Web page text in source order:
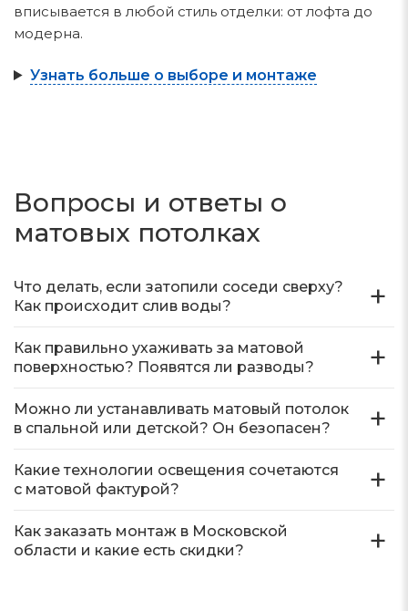
вписывается в любой стиль отделки: от лофта до
модерна.
Узнать больше о выборе и монтаже
Вопросы и ответы о
матовых потолках
Что делать, если затопили соседи сверху?
Как происходит слив воды?
Как правильно ухаживать за матовой
поверхностью? Появятся ли разводы?
Можно ли устанавливать матовый потолок
в спальной или детской? Он безопасен?
Какие технологии освещения сочетаются
с матовой фактурой?
Как заказать монтаж в Московской
области и какие есть скидки?